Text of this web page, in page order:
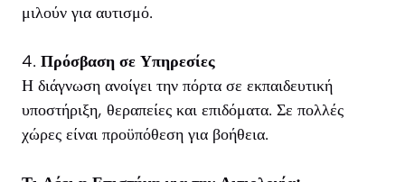
μιλούν για αυτισμό.
4. Πρόσβαση σε Υπηρεσίες
Η διάγνωση ανοίγει την πόρτα σε εκπαιδευτική
υποστήριξη, θεραπείες και επιδόματα. Σε πολλές
χώρες είναι προϋπόθεση για βοήθεια.